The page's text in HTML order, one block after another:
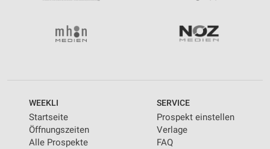
WEEKLI
Startseite
Öffnungszeiten
Alle Prospekte
SERVICE
Prospekt einstellen
Verlage
FAQ